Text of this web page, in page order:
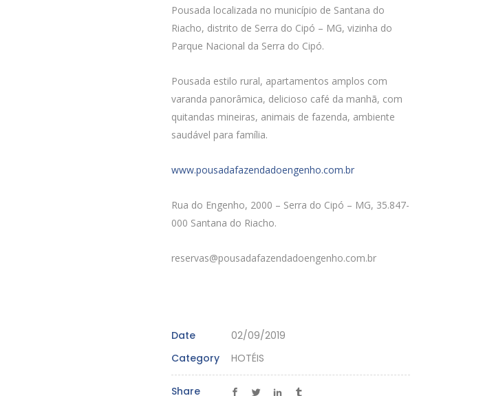
Pousada localizada no município de Santana do
Riacho, distrito de Serra do Cipó – MG, vizinha do
Parque Nacional da Serra do Cipó.
Pousada estilo rural, apartamentos amplos com
varanda panorâmica, delicioso café da manhã, com
quitandas mineiras, animais de fazenda, ambiente
saudável para família.
www.pousadafazendadoengenho.com.br
Rua do Engenho, 2000 – Serra do Cipó – MG, 35.847-
000 Santana do Riacho.
reservas@pousadafazendadoengenho.com.br
Date
02/09/2019
Category
HOTÉIS
Share